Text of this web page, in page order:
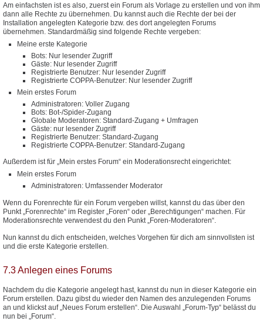
Am einfachsten ist es also, zuerst ein Forum als Vorlage zu erstellen und von ihm
dann alle Rechte zu übernehmen. Du kannst auch die Rechte der bei der
Installation angelegten Kategorie bzw. des dort angelegten Forums
übernehmen. Standardmäßig sind folgende Rechte vergeben:
Meine erste Kategorie
Bots: Nur lesender Zugriff
Gäste: Nur lesender Zugriff
Registrierte Benutzer: Nur lesender Zugriff
Registrierte COPPA-Benutzer: Nur lesender Zugriff
Mein erstes Forum
Administratoren: Voller Zugang
Bots: Bot-/Spider-Zugang
Globale Moderatoren: Standard-Zugang + Umfragen
Gäste: nur lesender Zugriff
Registrierte Benutzer: Standard-Zugang
Registrierte COPPA-Benutzer: Standard-Zugang
Außerdem ist für „Mein erstes Forum“ ein Moderationsrecht eingerichtet:
Mein erstes Forum
Administratoren: Umfassender Moderator
Wenn du Forenrechte für ein Forum vergeben willst, kannst du das über den
Punkt „Forenrechte“ im Register „Foren“ oder „Berechtigungen“ machen. Für
Moderationsrechte verwendest du den Punkt „Foren-Moderatoren“.
Nun kannst du dich entscheiden, welches Vorgehen für dich am sinnvollsten ist
und die erste Kategorie erstellen.
7.3 Anlegen eines Forums
Nachdem du die Kategorie angelegt hast, kannst du nun in dieser Kategorie ein
Forum erstellen. Dazu gibst du wieder den Namen des anzulegenden Forums
an und klickst auf „Neues Forum erstellen“. Die Auswahl „Forum-Typ“ belässt du
nun bei „Forum“.